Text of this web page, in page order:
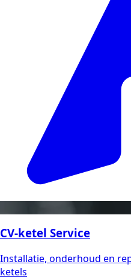
CV-ketel Service
Installatie, onderhoud en
ketels